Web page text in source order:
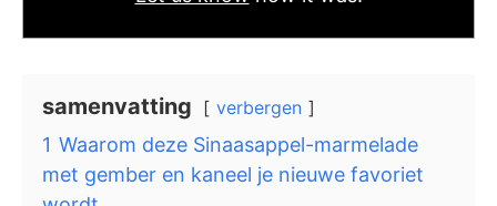
samenvatting verbergen
1 Waarom deze Sinaasappel-marmelade
met gember en kaneel je nieuwe favoriet